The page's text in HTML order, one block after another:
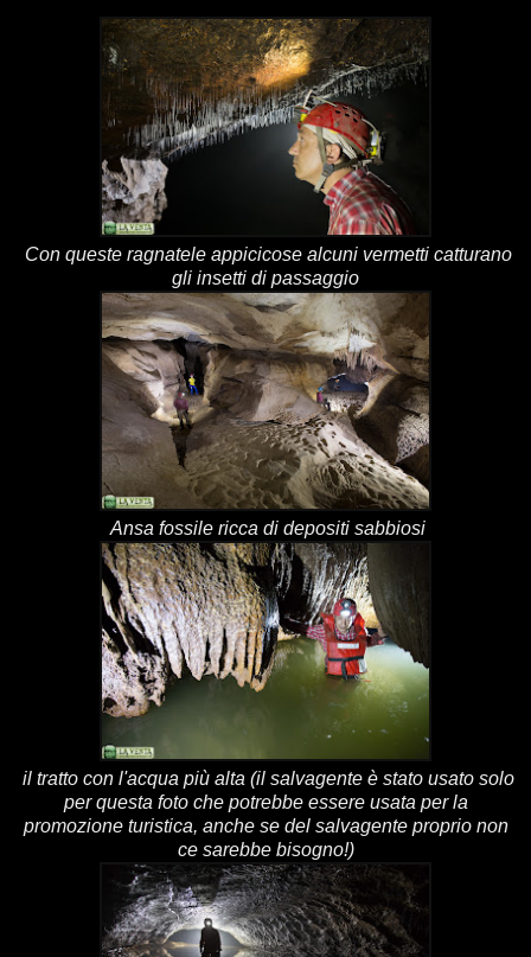
Con queste ragnatele appicicose alcuni vermetti catturano
gli insetti di passaggio
Ansa fossile ricca di depositi sabbiosi
il tratto con l'acqua più alta (il salvagente è stato usato solo
per questa foto che potrebbe essere usata per la
promozione turistica, anche se del salvagente proprio non
ce sarebbe bisogno!)